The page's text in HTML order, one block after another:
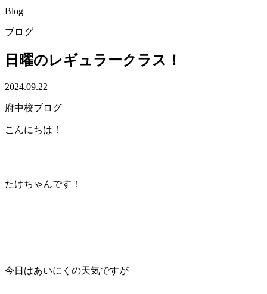
Blog
ブログ
日曜のレギュラークラス！
2024.09.22
府中校ブログ
こんにちは！
たけちゃんです！
今日はあいにくの天気ですが